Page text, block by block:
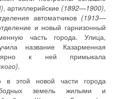
, артиллерийские (1892—1900),
автоматчиков (1913—
и новый гарнизонный
часть города. Улица,
название Казарменная
к ней примыкала
.
в этой новой части города
земель жилыми и